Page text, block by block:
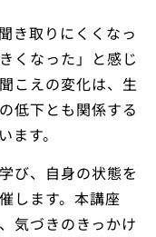
き取りにくくなっ
くなった」と感じ
こえの変化は、生
低下とも関係する
す。
び、自身の状態を
します。本講座
気づきのきっかけ